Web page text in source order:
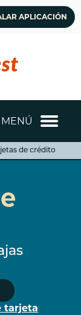
APLICACIÓN
MENÚ
de crédito
tarjeta